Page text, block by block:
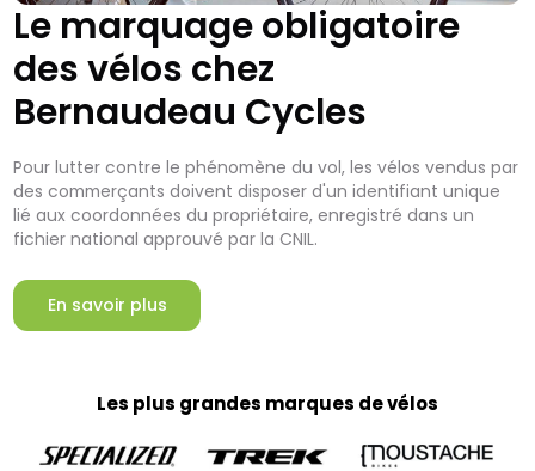
Le marquage obligatoire
des vélos chez
Bernaudeau Cycles
Pour lutter contre le phénomène du vol, les vélos vendus par
des commerçants doivent disposer d'un identifiant unique
lié aux coordonnées du propriétaire, enregistré dans un
fichier national approuvé par la CNIL.
En savoir plus
Les plus grandes marques de vélos